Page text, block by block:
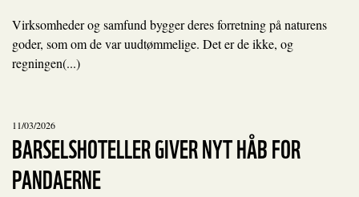
Virksomheder og samfund bygger deres forretning på naturens
goder, som om de var uudtømmelige. Det er de ikke, og
regningen(...)
11/03/2026
BARSELSHOTELLER GIVER NYT HÅB FOR
PANDAERNE